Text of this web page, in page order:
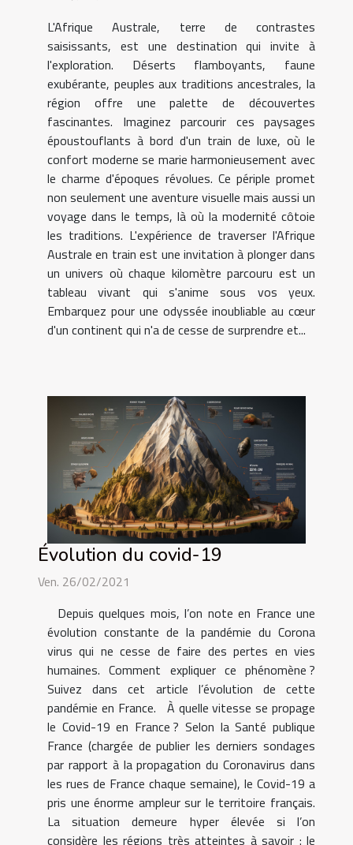
L'Afrique Australe, terre de contrastes
saisissants, est une destination qui invite à
l'exploration. Déserts flamboyants, faune
exubérante, peuples aux traditions ancestrales, la
région offre une palette de découvertes
fascinantes. Imaginez parcourir ces paysages
époustouflants à bord d'un train de luxe, où le
confort moderne se marie harmonieusement avec
le charme d'époques révolues. Ce périple promet
non seulement une aventure visuelle mais aussi un
voyage dans le temps, là où la modernité côtoie
les traditions. L'expérience de traverser l'Afrique
Australe en train est une invitation à plonger dans
un univers où chaque kilomètre parcouru est un
tableau vivant qui s'anime sous vos yeux.
Embarquez pour une odyssée inoubliable au cœur
d'un continent qui n'a de cesse de surprendre et...
Évolution du covid-19
Ven. 26/02/2021
Depuis quelques mois, l’on note en France une
évolution constante de la pandémie du Corona
virus qui ne cesse de faire des pertes en vies
humaines. Comment expliquer ce phénomène ?
Suivez dans cet article l’évolution de cette
pandémie en France. À quelle vitesse se propage
le Covid-19 en France ? Selon la Santé publique
France (chargée de publier les derniers sondages
par rapport à la propagation du Coronavirus dans
les rues de France chaque semaine), le Covid-19 a
pris une énorme ampleur sur le territoire français.
La situation demeure hyper élevée si l’on
considère les régions très atteintes à savoir : le